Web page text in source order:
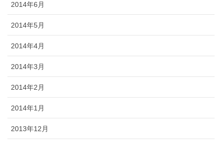
2014年6月
2014年5月
2014年4月
2014年3月
2014年2月
2014年1月
2013年12月